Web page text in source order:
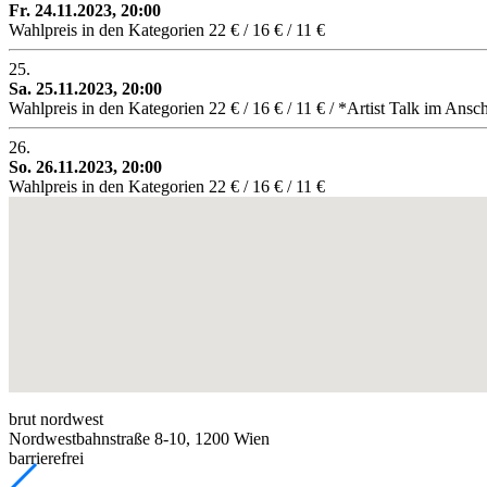
Fr. 24.11.2023, 20:00
Wahlpreis in den Kategorien 22 € / 16 € / 11 €
25.
Sa. 25.11.2023, 20:00
Wahlpreis in den Kategorien 22 € / 16 € / 11 € / *Artist Talk im
26.
So. 26.11.2023, 20:00
Wahlpreis in den Kategorien 22 € / 16 € / 11 €
brut nordwest
Nordwestbahnstraße 8-10, 1200 Wien
barrierefrei